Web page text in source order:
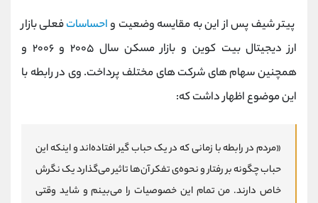
پیتر شیف پس از این به مقایسه‌ وضعیت واحساساتفعلی بازار
ارز دیجیتال بیت کوین و بازار مسکن سال ۲۰۰۵ و ۲۰۰۶ و
همچنین سهام های شرکت های مختلف پرداخت. وی در رابطه با
این موضوع اظهار داشت که:
«مردم در رابطه با زمانی که در یک حباب گیر افتاده‌اند و اینکه این
حباب چگونه بر رفتار و نحوه‌ی تفکر آن‌ها تاثیر می‌گذارد یک نگرش
خاص دارند. من تمام این خصوصیات را می‌بینم و شاید وقتی